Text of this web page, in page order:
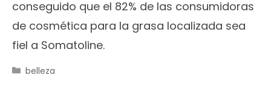
conseguido que el 82% de las consumidoras
de cosmética para la grasa localizada sea
fiel a Somatoline.
Categorías
belleza